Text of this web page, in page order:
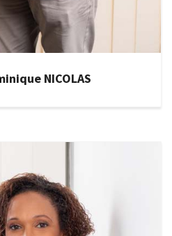
NICOLAS